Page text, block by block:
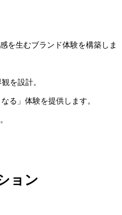
を生むブランド体験を構築しま
を設計。
る」体験を提供します。
ョン